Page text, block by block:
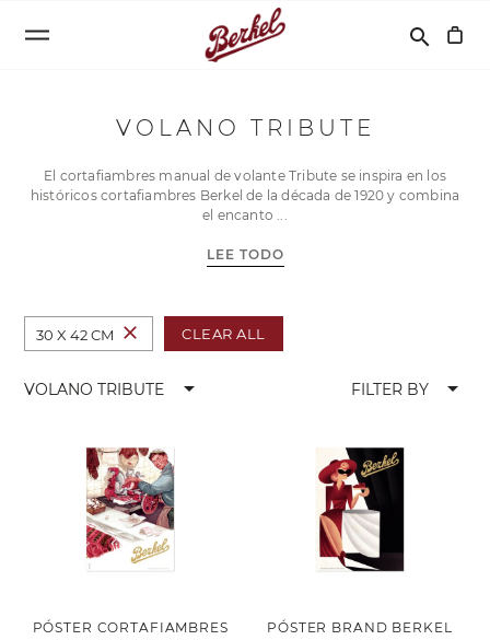
Buscar
search
VOLANO TRIBUTE
El cortafiambres manual de volante Tribute se inspira en los
históricos cortafiambres Berkel de la década de 1920 y combina
el encanto
LEE TODO
30 X 42 CM close CLEAR ALL
VOLANO TRIBUTE arrow_drop_down FILTER BY arrow_drop_down
PÓSTER CORTAFIAMBRES
PÓSTER BRAND BERKEL